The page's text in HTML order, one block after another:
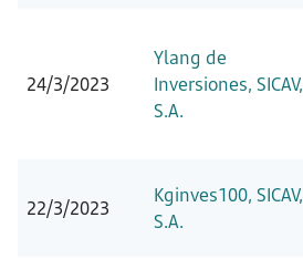
24/3/2023
Ylang de
Inversiones, SICAV,
S.A.
22/3/2023
Kginves100, SICAV,
S.A.